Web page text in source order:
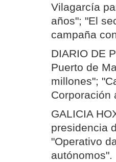
Vilagarcía
años"; "El
campaña
DIARIO DE
Puerto de
millones";
Corporación
GALICIA
presidencia
"Operativo
autónomos".